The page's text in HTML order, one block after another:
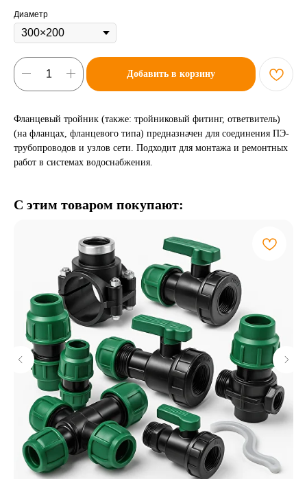
Диаметр
Добавить в корзину
Фланцевый тройник (также: тройниковый фитинг, ответвитель)
(на фланцах, фланцевого типа) предназначен для соединения ПЭ-
трубопроводов и узлов сети. Подходит для монтажа и ремонтных
работ в системах водоснабжения.
С этим товаром покупают: